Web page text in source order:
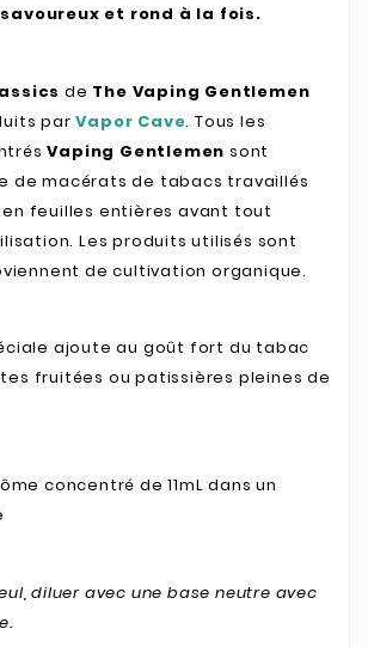
et rond à la fois.
de The Vaping Gentlemen
parVapor Cave. Tous les
Vaping Gentlemen sont
de macérats de tabacs travaillés
feuilles entières avant tout
Les produits utilisés sont
de cultivation organique.
ajoute au goût fort du tabac
fruitées ou patissières pleines de
concentré de 11mL dans un
diluer avec une base neutre avec